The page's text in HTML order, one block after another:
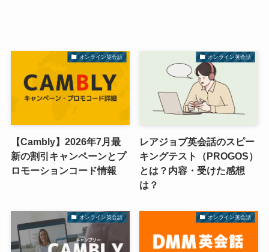
オンライン英会話
【Cambly】2026年7月最
新の割引キャンペーンとプ
ロモーションコード情報
オンライン英会話
レアジョブ英会話のスピー
キングテスト（PROGOS）
とは？内容・受けた感想
は？
オンライン英会話 オンライン英会話